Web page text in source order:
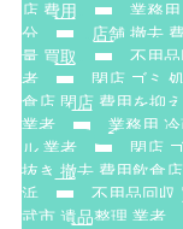
店 費用
業務用
分
店舗 撤去
量 買取
不用
者
閉店 ゴミ
食店 閉店 費用を抑
業者
業務用
ル 業者
閉店
抜き 撤去 費用飲食店
浜
不用品回収
武市 遺品整理 業者